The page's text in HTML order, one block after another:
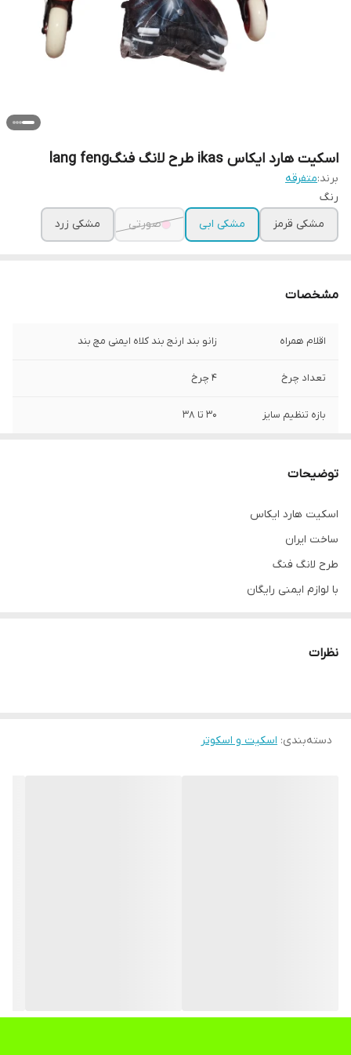
اسکیت هارد ایکاس ikas طرح لانگ فنگlang feng
برند:متفرقه
رنگ
مشکی قرمز
مشکی ابی صورتی مشکی زرد
مشخصات
اقلام همراه زانو بند ارنج بند کلاه ایمنی مچ بند
تعداد چرخ ۴ چرخ
بازه تنظیم سایز ۳۰ تا ۳۸
توضیحات
اسکیت هارد ایکاس
ساخت ایران
طرح لانگ فنگ
با لوازم ایمنی رایگان
دارای دو فک
قابل تنظیم
نظرات
دسته‌بندی: اسکیت و اسکوتر